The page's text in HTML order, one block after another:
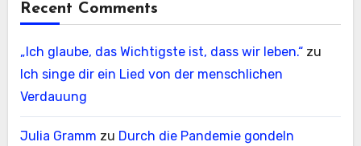
Recent Comments
„Ich glaube, das Wichtigste ist, dass wir leben.“zu
Ich singe dir ein Lied von der menschlichen
Verdauung
Julia Gramm zu Durch die Pandemie gondeln